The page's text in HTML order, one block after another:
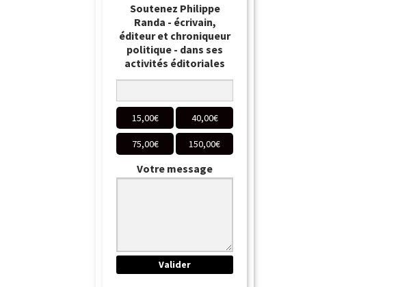
Soutenez Philippe
Randa - écrivain,
éditeur et chroniqueur
politique - dans ses
activités éditoriales
15,00€ 40,00€
75,00€ 150,00€
Votre message